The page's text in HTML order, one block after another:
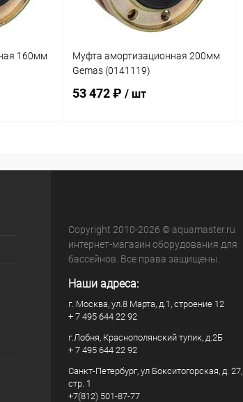
160мм
Муфта амортизационная 200мм
Gemas (0141119)
53 472 ₽ / шт
Copyright 2010-2026 © aquamaster.ru
интернет-магазин оборудования для
бассейнов. Все права защищены.
Наши адреса:
г. Москва, ул.8 Марта, д.1, строение 12
+ 7 495 644 22 92
г.Лобня, Краснополянский тупик, д.2Б
+ 7 495 644 22 92
Санкт-Петербург, ул Бокситогорская, д. 27,
стр. 1
+7(812) 501-87-77